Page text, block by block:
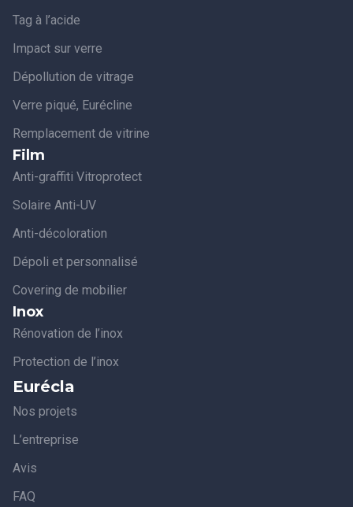
Tag à l’acide
Impact sur verre
Dépollution de vitrage
Verre piqué, Eurécline
Remplacement de vitrine
Film
Anti-graffiti Vitroprotect
Solaire Anti-UV
Anti-décoloration
Dépoli et personnalisé
Covering de mobilier
Inox
Rénovation de l’inox
Protection de l’inox
Eurécla
Nos projets
L’entreprise
Avis
FAQ